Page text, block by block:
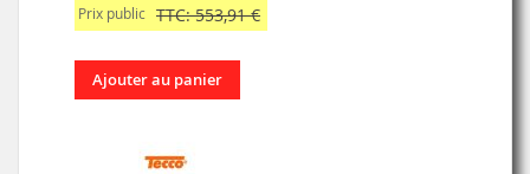
Prix public TTC: 553,91 €
Ajouter au panier